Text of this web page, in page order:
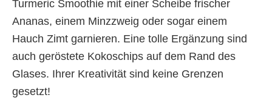
Turmeric Smoothie mit einer Scheibe frischer
Ananas, einem Minzzweig oder sogar einem
Hauch Zimt garnieren. Eine tolle Ergänzung sind
auch geröstete Kokoschips auf dem Rand des
Glases. Ihrer Kreativität sind keine Grenzen
gesetzt!